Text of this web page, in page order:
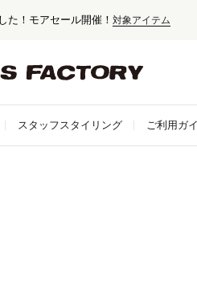
た！モアセール開催！ 対象アイテム
！
さらに詳しく
スタッフスタイリング ご利用ガ